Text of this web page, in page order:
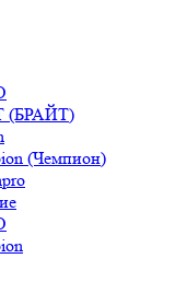
(БРАЙТ)
(Чемпион)